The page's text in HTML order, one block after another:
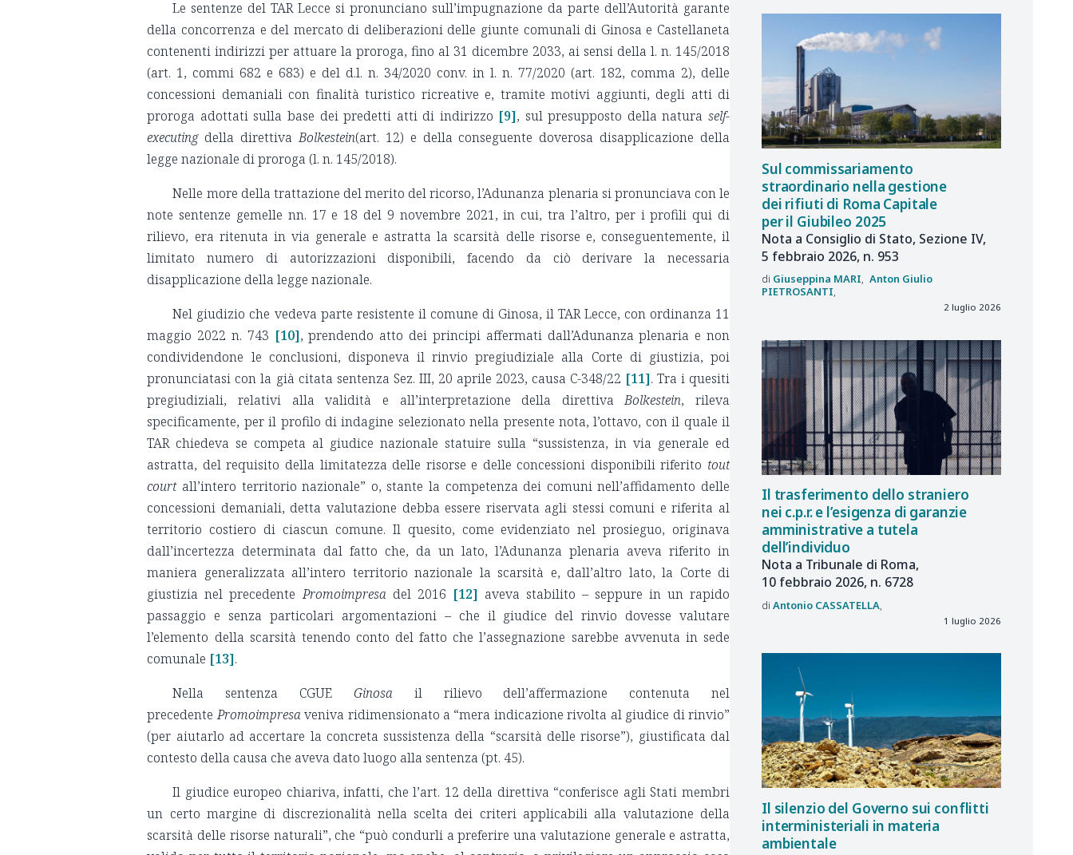
Le sentenze del TAR Lecce si pronunciano sull’impugnazione da parte dell’Autorità garante
della concorrenza e del mercato di deliberazioni delle giunte comunali di Ginosa e Castellaneta
contenenti indirizzi per attuare la proroga, fino al 31 dicembre 2033, ai sensi della l. n. 145/2018
(art. 1, commi 682 e 683) e del d.l. n. 34/2020 conv. in l. n. 77/2020 (art. 182, comma 2), delle
concessioni demaniali con finalità turistico ricreative e, tramite motivi aggiunti, degli atti di
proroga adottati sulla base dei predetti atti di indirizzo [9], sul presupposto della naturaself-
executingdella direttivaBolkestein(art. 12) e della conseguente doverosa disapplicazione della
legge nazionale di proroga (l. n. 145/2018).
Nelle more della trattazione del merito del ricorso, l’Adunanza plenaria si pronunciava con le
note sentenze gemelle nn. 17 e 18 del 9 novembre 2021, in cui, tra l’altro, per i profili qui di
rilievo, era ritenuta in via generale e astratta la scarsità delle risorse e, conseguentemente, il
limitato numero di autorizzazioni disponibili, facendo da ciò derivare la necessaria
disapplicazione della legge nazionale.
Nel giudizio che vedeva parte resistente il comune di Ginosa, il TAR Lecce, con ordinanza 11
maggio 2022 n. 743 [10], prendendo atto dei principi affermati dall’Adunanza plenaria e non
condividendone le conclusioni, disponeva il rinvio pregiudiziale alla Corte di giustizia, poi
pronunciatasi con la già citata sentenza Sez. III, 20 aprile 2023, causa C-348/22 [11]. Tra i quesiti
pregiudiziali, relativi alla validità e all’interpretazione della direttivaBolkestein, rileva
specificamente, per il profilo di indagine selezionato nella presente nota, l’ottavo, con il quale il
TAR chiedeva se competa al giudice nazionale statuire sulla “sussistenza, in via generale ed
astratta, del requisito della limitatezza delle risorse e delle concessioni disponibili riferito tout
courtall’intero territorio nazionale” o, stante la competenza dei comuni nell’affidamento delle
concessioni demaniali, detta valutazione debba essere riservata agli stessi comuni e riferita al
territorio costiero di ciascun comune. Il quesito, come evidenziato nel prosieguo, originava
dall’incertezza determinata dal fatto che, da un lato, l’Adunanza plenaria aveva riferito in
maniera generalizzata all’intero territorio nazionale la scarsità e, dall’altro lato, la Corte di
giustizia nel precedentePromoimpresadel 2016 [12] aveva stabilito – seppure in un rapido
passaggio e senza particolari argomentazioni – che il giudice del rinvio dovesse valutare
l’elemento della scarsità tenendo conto del fatto che l’assegnazione sarebbe avvenuta in sede
comunale [13].
Nella sentenza CGUE Ginosail rilievo dell’affermazione contenuta nel
precedentePromoimpresaveniva ridimensionato a “mera indicazione rivolta al giudice di rinvio”
(per aiutarlo ad accertare la concreta sussistenza della “scarsità delle risorse”), giustificata dal
contesto della causa che aveva dato luogo alla sentenza (pt. 45).
Il giudice europeo chiariva, infatti, che l’art. 12 della direttiva “conferisce agli Stati membri
un certo margine di discrezionalità nella scelta dei criteri applicabili alla valutazione della
scarsità delle risorse naturali”, che “può condurli a preferire una valutazione generale e astratta,
Sul commissariamento
straordinario nella gestione
dei rifiuti di Roma Capitale
per il Giubileo 2025
Nota a Consiglio di Stato, Sezione IV,
5 febbraio 2026, n. 953
Giuseppina MARI
Anton Giulio
PIETROSANTI
2 luglio 2026
Il trasferimento dello straniero
nei c.p.r. e l’esigenza di garanzie
amministrative a tutela
dell’individuo
Nota a Tribunale di Roma,
10 febbraio 2026, n. 6728
Antonio CASSATELLA
1 luglio 2026
Il silenzio del Governo sui conflitti
interministeriali in materia
ambientale